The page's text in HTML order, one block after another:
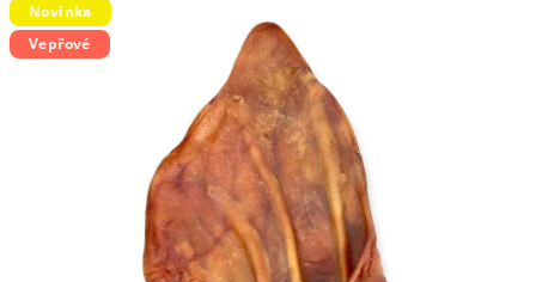
produktu
je
0,0
hvězdiček.
Novinka
Vepřové